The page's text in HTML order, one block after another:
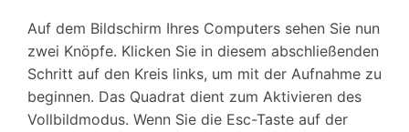
Auf dem Bildschirm Ihres Computers sehen Sie nun
zwei Knöpfe. Klicken Sie in diesem abschließenden
Schritt auf den Kreis links, um mit der Aufnahme zu
beginnen. Das Quadrat dient zum Aktivieren des
Vollbildmodus. Wenn Sie die Esc-Taste auf der